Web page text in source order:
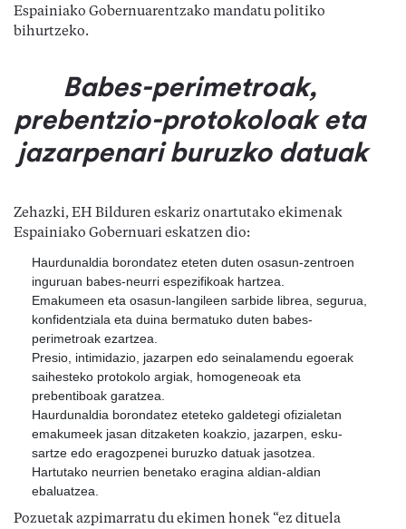
Espainiako Gobernuarentzako mandatu politiko
bihurtzeko.
Babes-perimetroak,
prebentzio-protokoloak eta
jazarpenari buruzko datuak
Zehazki, EH Bilduren eskariz onartutako ekimenak
Espainiako Gobernuari eskatzen dio:
Haurdunaldia borondatez eteten duten osasun-zentroen
inguruan babes-neurri espezifikoak hartzea.
Emakumeen eta osasun-langileen sarbide librea, segurua,
konfidentziala eta duina bermatuko duten babes-
perimetroak ezartzea.
Presio, intimidazio, jazarpen edo seinalamendu egoerak
saihesteko protokolo argiak, homogeneoak eta
prebentiboak garatzea.
Haurdunaldia borondatez eteteko galdetegi ofizialetan
emakumeek jasan ditzaketen koakzio, jazarpen, esku-
sartze edo eragozpenei buruzko datuak jasotzea.
Hartutako neurrien benetako eragina aldian-aldian
ebaluatzea.
Pozuetak azpimarratu du ekimen honek “ez dituela